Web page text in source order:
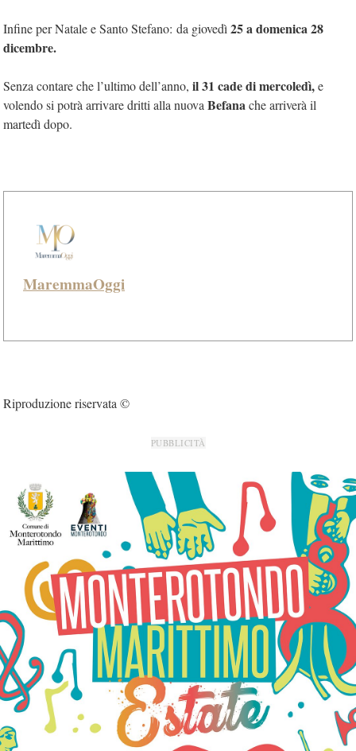
Infine per Natale e Santo Stefano: da giovedì 25 a domenica 28
dicembre.
Senza contare che l’ultimo dell’anno, il 31 cade di mercoledì,e
volendo si potrà arrivare dritti alla nuova Befanache arriverà il
martedì dopo.
MaremmaOggi
Riproduzione riservata ©
PUBBLICITÀ